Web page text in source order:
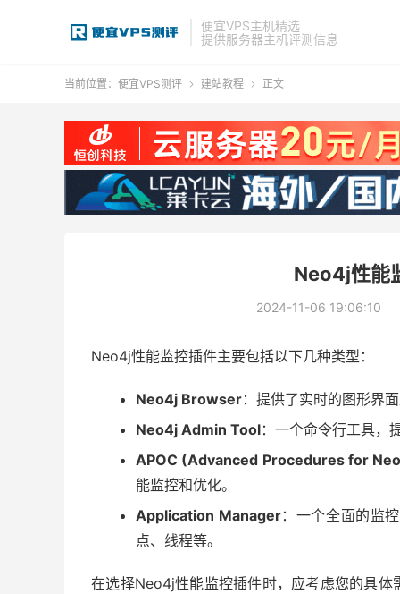
便宜VPS主机精选
提供服务器主机评测信息
当前位置： 便宜VPS测评  建站教程  正文
Neo4j性能
2024-11-06 19:06:10
Neo4j性能监控插件主要包括以下几种类型：
Neo4j Browser：提供了实时的图形界
Neo4j Admin Tool：一个命令行工具，
APOC (Advanced Procedures for
能监控和优化。
Application Manager：一个全面的监
点、线程等。
在选择Neo4j性能监控插件时，应考虑您的具